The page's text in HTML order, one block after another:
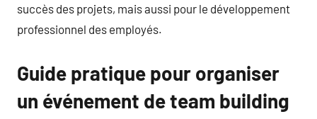
succès des projets, mais aussi pour le développement
professionnel des employés.
Guide pratique pour organiser
un événement de team building